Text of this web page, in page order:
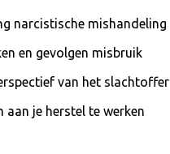
narcistische mishandeling
en gevolgen misbruik
van het slachtoffer
je herstel te werken